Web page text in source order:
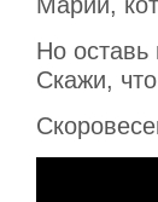
Но
Скажи,